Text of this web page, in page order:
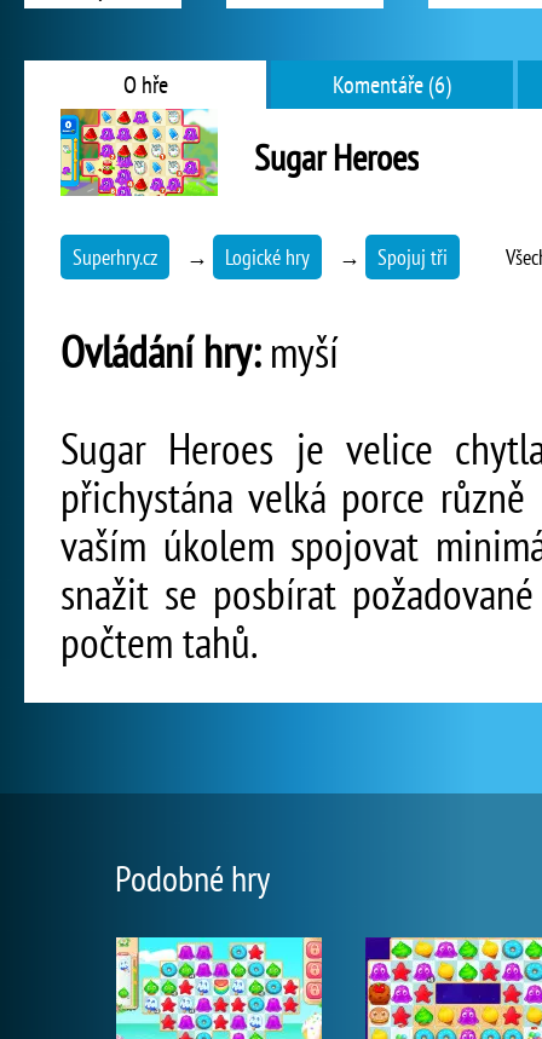
O hře Komentáře (6)
Sugar Heroes
Superhry.cz → Logické hry → Spojuj tři
Ovládání hry:myší
Sugar Heroes je velice
přichystána velká porce
vaším úkolem spojovat
snažit se posbírat
počtem tahů.
Podobné hry